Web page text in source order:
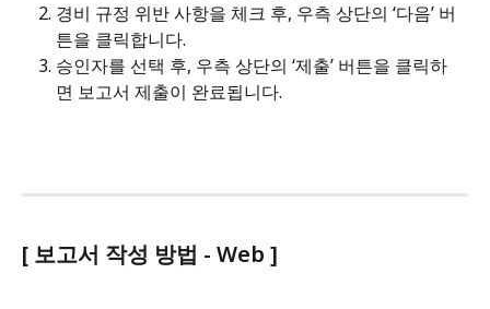
경비 규정 위반 사항을 체크 후, 우측 상단의 ‘다음’ 버
튼을 클릭합니다.
승인자를 선택 후, 우측 상단의 ‘제출’ 버튼을 클릭하
면 보고서 제출이 완료됩니다.
[ 보고서 작성 방법 - Web ]